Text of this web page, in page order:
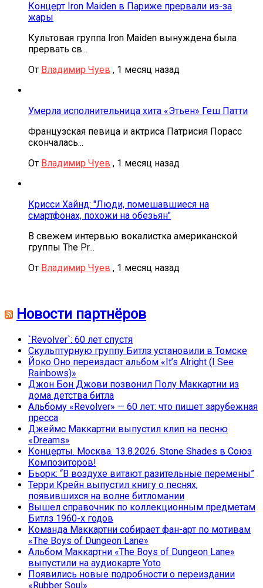
Концерт Iron Maiden в Париже прервали из-за
жары
Культовая группа Iron Maiden вынуждена была
прервать св...
От Владимир Чуев , 1 месяц назад
Умерла исполнительница хита «Этьен» Геш Патти
Французская певица и актриса Патрисия Порасс
скончалась...
От Владимир Чуев , 1 месяц назад
Крисси Хайнд: "Люди, помешавшиеся на
смартфонах, похожи на обезьян"
В свежем интервью вокалистка американской
группы The Pr...
От Владимир Чуев , 1 месяц назад
Новости партнёров
`Revolver`: 60 лет спустя
Скульптурную группу Битлз установили в Томске
Йоко Оно переиздаст альбом «It’s Alright (I See
Rainbows)»
Джон Бон Джови позвонил Полу Маккартни из
дома детства битла
Альбому «Revolver» — 60 лет: что пишет зарубежная
пресса
Джеймс Маккартни выпустил клип на песню
«Dreams»
Концерты. Москва. 13.8.2026. Stone Shades в Союз
Композиторов!
Бьорк: “В воздухе витают разительные перемены”
Терри Крейн выпустил книгу о песнях,
появившихся на волне битломании
Вышел справочник по коллекционным предметам
Битлз 1960-х годов
Команда Маккартни собирает фан-арт по мотивам
«The Boys of Dungeon Lane»
Альбом Маккартни «The Boys of Dungeon Lane»
выпустили на аудиокарте Yoto
Появились новые подробности о переиздании
«Rubber Soul»